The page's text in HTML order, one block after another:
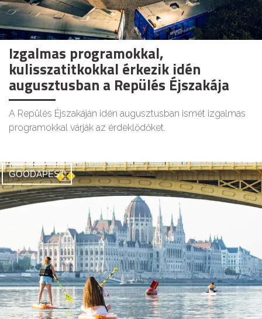
Izgalmas programokkal,
kulisszatitkokkal érkezik idén
augusztusban a Repülés Éjszakája
A Repülés Éjszakáján idén augusztusban ismét izgalmas
programokkal várják az érdeklődőket.
GOODAPEST